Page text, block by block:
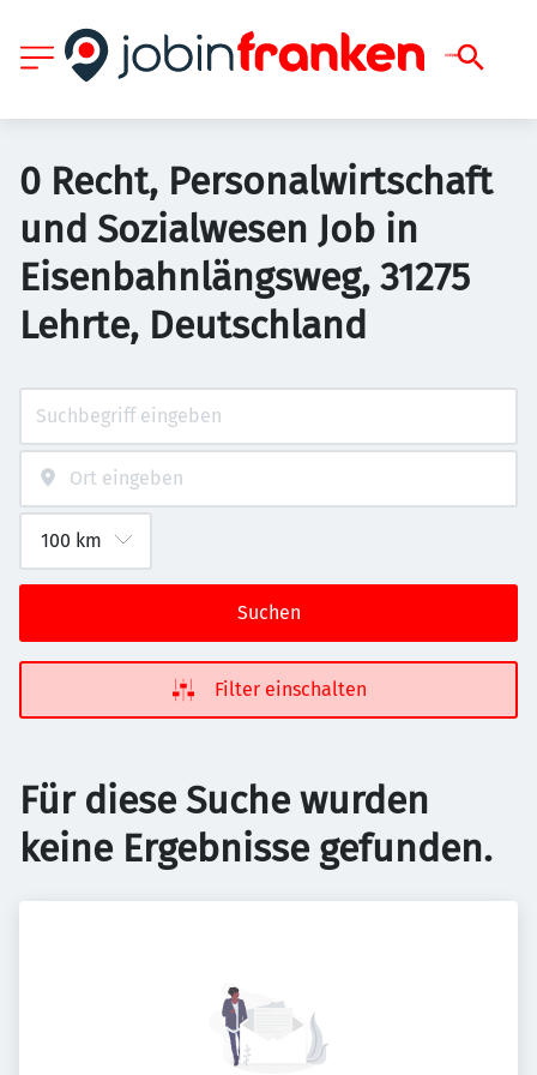
0 Recht, Personalwirtschaft
und Sozialwesen Job in
Eisenbahnlängsweg, 31275
Lehrte, Deutschland
Suchen
Filter einschalten
Für diese Suche wurden
keine Ergebnisse gefunden.